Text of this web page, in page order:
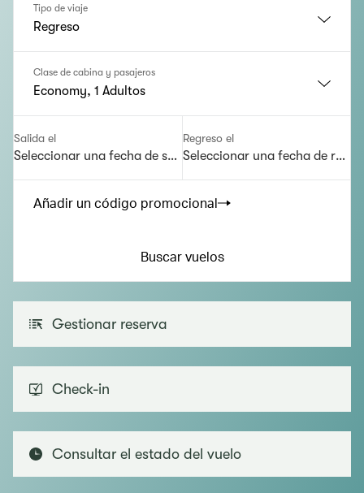
Tipo de viaje
Regreso
Clase de cabina y pasajeros
Economy, 1 Adultos
Salida el
Seleccionar una fecha de salida
Regreso el
Seleccionar una fecha de
Añadir un código promocional
Buscar vuelos
Gestionar reserva
Check-in
Consultar el estado del vuelo